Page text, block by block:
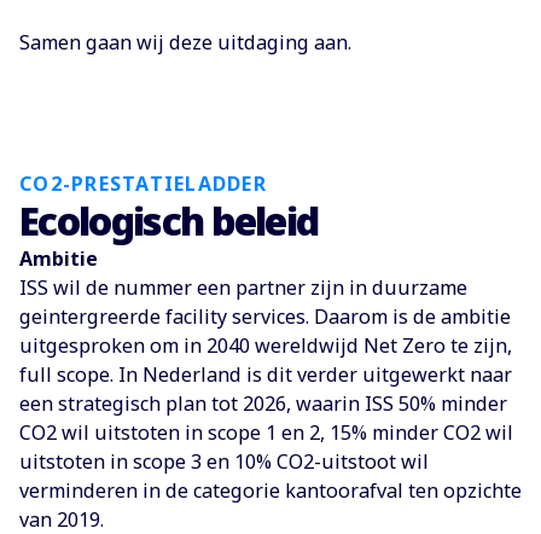
Samen gaan wij deze uitdaging aan.
CO2-PRESTATIELADDER
Ecologisch beleid
Ambitie
ISS wil de nummer een partner zijn in duurzame
geintergreerde facility services. Daarom is de ambitie
uitgesproken om in 2040 wereldwijd Net Zero te zijn,
full scope. In Nederland is dit verder uitgewerkt naar
een strategisch plan tot 2026, waarin ISS 50% minder
CO2 wil uitstoten in scope 1 en 2, 15% minder CO2 wil
uitstoten in scope 3 en 10% CO2-uitstoot wil
verminderen in de categorie kantoorafval ten opzichte
van 2019.